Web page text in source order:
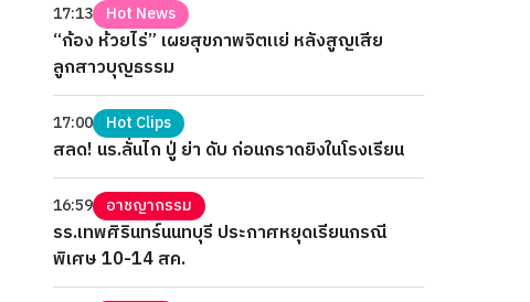
17:13 Hot News
“ก้อง ห้วยไร่” เผยสุขภาพจิตแย่ หลังสูญเสีย
ลูกสาวบุญธรรม
17:00 Hot Clips
สลด! นร.ลั่นไก ปู่ ย่า ดับ ก่อนกราดยิงในโรงเรียน
16:59 อาชญากรรม
รร.เทพศิรินทร์นนทบุรี ประกาศหยุดเรียนกรณี
พิเศษ 10-14 สค.